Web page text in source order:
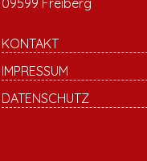
KONTAKT
IMPRESSUM
DATENSCHUTZ